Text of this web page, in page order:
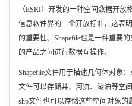
（ESRI）开发的一种空间数据开
信息软件界的一个开放标准，这表
的重要性。Shapefile也是一种重要
的产品之间进行数据互操作。
Shapefile文件用于描述几何体对象
文件可以存储井、河流、湖泊等空
shp文件也可以存储这些空间对象